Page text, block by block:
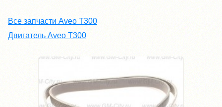
Все запчасти Aveo T300
Двигатель Aveo T300